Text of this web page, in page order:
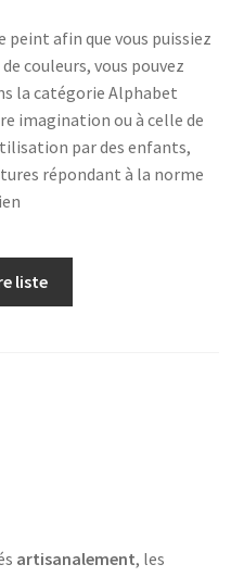
afin que vous puissiez
couleurs, vous pouvez
la catégorie Alphabet
imagination ou à celle de
par des enfants,
répondant à la norme
liste
artisanalement, les